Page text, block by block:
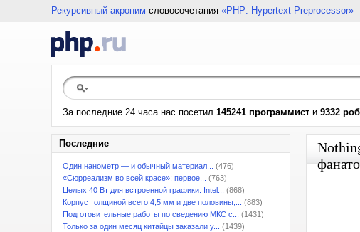
Рекурсивный акроним словосочетания «PHP: Hypertext Preprocessor»
За последние 24 часа нас посетил 145241 программист и 9332
Последние
Один нанометр — и обычный материал...
(476)
«Сюрреализм во всей красе»: первое...
(763)
Целых 40 Вт для встроенной графики: Intel...
(868)
Корпус толщиной всего 4,5 мм и две половины,...
(883)
Подготовительные работы по сведению МКС с...
(1431)
Только за один месяц китайцы заказали у...
(1439)